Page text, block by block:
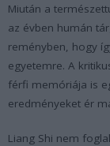
Miután a
az évben humán
reményben, hogy
egyetemre. A
férfi memóriája is
eredményeket ér
Liang Shi nem